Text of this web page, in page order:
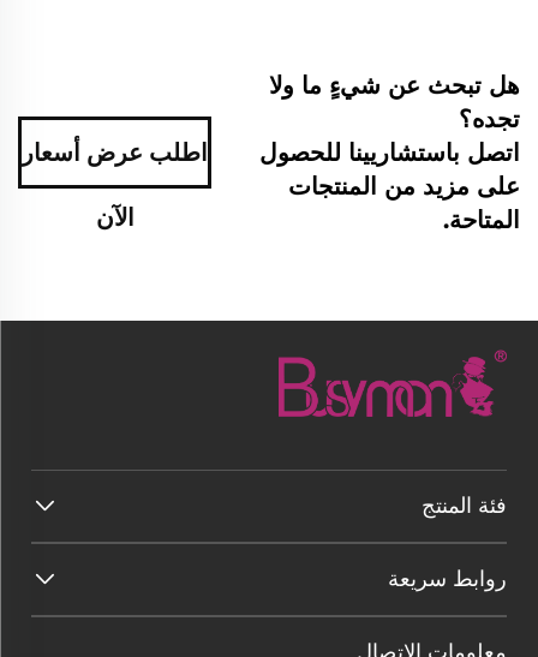
هل تبحث عن شيءٍ ما ولا
تجده؟
اتصل باستشاريينا للحصول
على مزيد من المنتجات
المتاحة.
اطلب عرض أسعار
الآن
فئة المنتج
روابط سريعة